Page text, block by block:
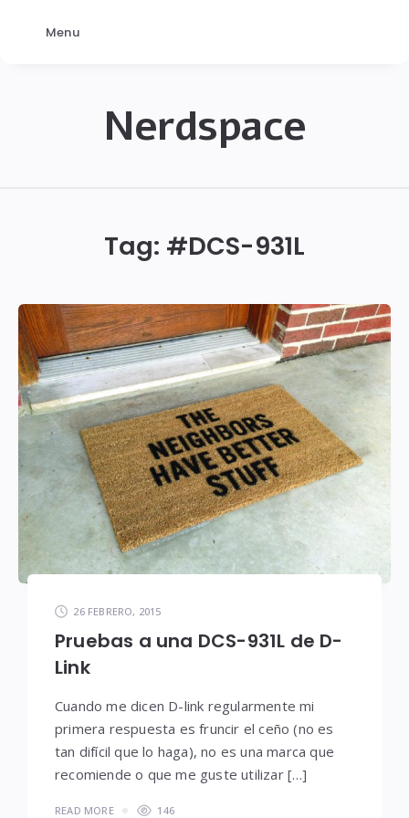
Nerdspace
Tag: #DCS-931L
26 FEBRERO, 2015
Pruebas a una DCS-931L de D-
Link
Cuando me dicen D-link regularmente mi
primera respuesta es fruncir el ceño (no es
tan difícil que lo haga), no es una marca que
recomiende o que me guste utilizar […]
READ MORE 146
Menu